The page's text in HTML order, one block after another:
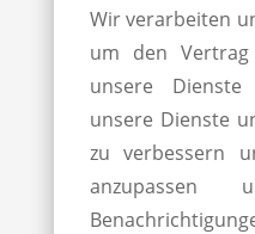
Wir verarbeiten
um den
unsere
unsere Dienste
zu verbessern